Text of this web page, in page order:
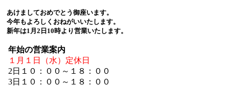
あけましておめでとう御座います。
今年もよろしくおねがいいたします。
新年は1月2日10時より営業いたします。
年始の営業案内
１月１日（水）定休日
2日１０：００～１８：００
3日１０：００～１８：００